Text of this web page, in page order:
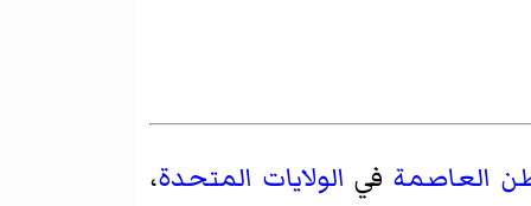
العاصمة في الولايات المتحدة،